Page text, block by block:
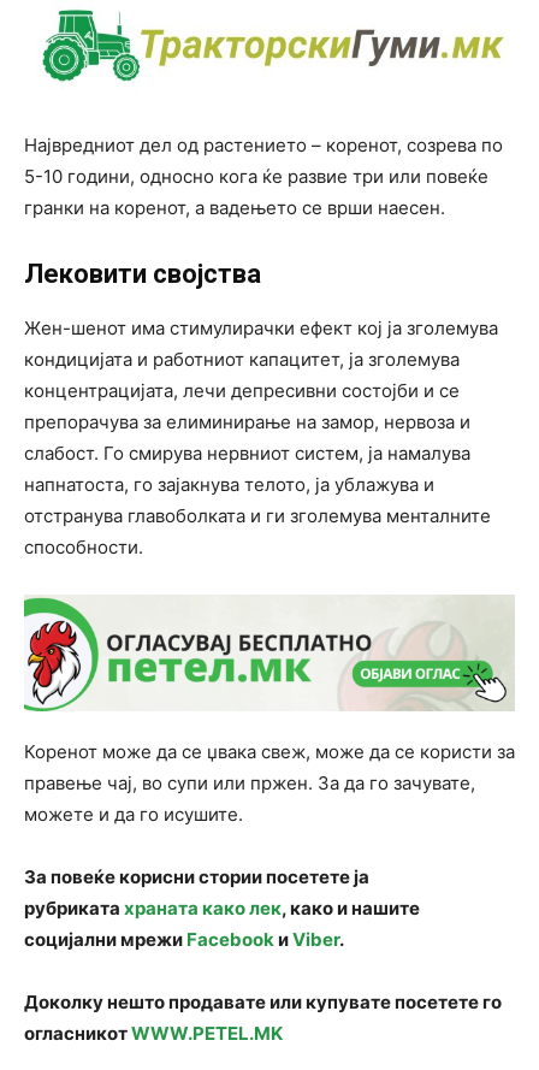
Највредниот дел од растението – коренот, созрева по
5-10 години, односно кога ќе развие три или повеќе
гранки на коренот, а вадењето се врши наесен.
Лековити својства
Жен-шенот има стимулирачки ефект кој ја зголемува
кондицијата и работниот капацитет, ја зголемува
концентрацијата, лечи депресивни состојби и се
препорачува за елиминирање на замор, нервоза и
слабост. Го смирува нервниот систем, ја намалува
напнатоста, го зајакнува телото, ја ублажува и
отстранува главоболката и ги зголемува менталните
способности.
Коренот може да се џвака свеж, може да се користи за
правење чај, во супи или пржен. За да го зачувате,
можете и да го исушите.
За повеќе корисни стории посетете ја
рубриката храната како лек, како и нашите
социјални мрежи FacebookиViber.
Доколку нешто продавате или купувате посетете го
огласникотWWW.PETEL.MK